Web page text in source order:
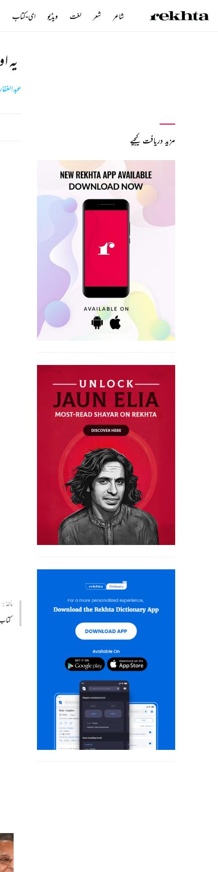
یہ
مأخذ :
مزید دریافت کیجیے
شاعر شعر لغت ویڈیو ای-کتاب